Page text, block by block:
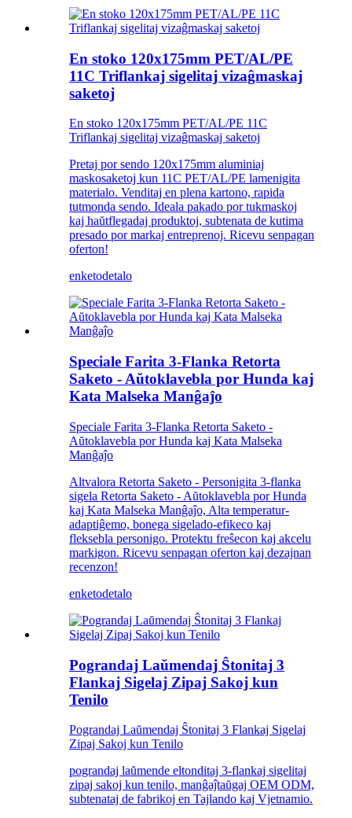
En stoko 120x175mm PET/AL/PE
11C Triflankaj sigelitaj vizaĝmaskaj
saketoj
En stoko 120x175mm PET/AL/PE 11C
Triflankaj sigelitaj vizaĝmaskaj saketoj
Pretaj por sendo 120x175mm aluminiaj
maskosaketoj kun 11C PET/AL/PE lamenigita
materialo. Venditaj en plena kartono, rapida
tutmonda sendo. Ideala pakado por tukmaskoj
kaj haŭtflegadaj produktoj, subtenata de kutima
presado por markaj entreprenoj. Ricevu senpagan
oferton!
enketodetalo
Speciale Farita 3-Flanka Retorta
Saketo - Aŭtoklavebla por Hunda kaj
Kata Malseka Manĝaĵo
Speciale Farita 3-Flanka Retorta Saketo -
Aŭtoklavebla por Hunda kaj Kata Malseka
Manĝaĵo
Altvalora Retorta Saketo - Personigita 3-flanka
sigela Retorta Saketo - Aŭtoklavebla por Hunda
kaj Kata Malseka Manĝaĵo, Alta temperatur-
adaptiĝemo, bonega sigelado-efikeco kaj
fleksebla personigo. Protektu freŝecon kaj akcelu
markigon. Ricevu senpagan oferton kaj dezajnan
recenzon!
enketodetalo
Pograndaj Laŭmendaj Ŝtonitaj 3
Flankaj Sigelaj Zipaj Sakoj kun
Tenilo
Pograndaj Laŭmendaj Ŝtonitaj 3 Flankaj Sigelaj
Zipaj Sakoj kun Tenilo
pograndaj laŭmende eltonditaj 3-flankaj sigelitaj
zipaj sakoj kun tenilo, manĝaĵtaŭgaj OEM ODM,
subtenataj de fabrikoj en Tajlando kaj Vjetnamio.